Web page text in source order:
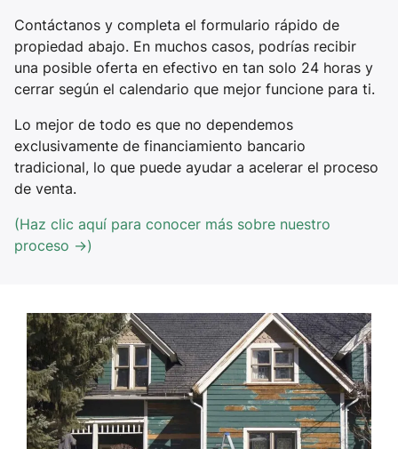
Contáctanos y completa el formulario rápido de
propiedad abajo. En muchos casos, podrías recibir
una posible oferta en efectivo en tan solo 24 horas y
cerrar según el calendario que mejor funcione para ti.
Lo mejor de todo es que no dependemos
exclusivamente de financiamiento bancario
tradicional, lo que puede ayudar a acelerar el proceso
de venta.
(Haz clic aquí para conocer más sobre nuestro
proceso →)